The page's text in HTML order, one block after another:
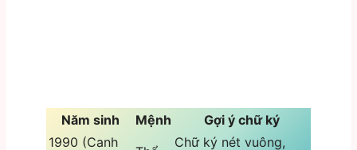
Năm sinh Mệnh
Gợi ý chữ ký
1990 (Canh
Chữ ký nét vuông,